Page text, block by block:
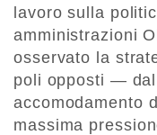
lavoro sulla
amministrazioni
osservato la
poli opposti —
accomodamento
massima